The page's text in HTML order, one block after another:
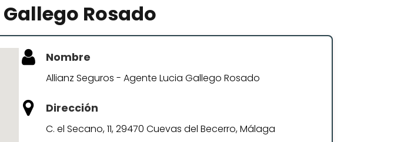
Rosado
Nombre
Allianz Seguros - Agente Lucia Gallego Rosado
Dirección
C. el Secano, 11, 29470 Cuevas del Becerro, Málaga